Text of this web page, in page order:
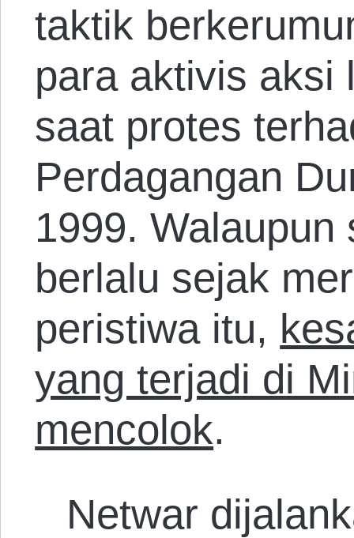
taktik
para aktivis aksi
saat protes
Perdagangan
1999. Walaupun
berlalu sejak
peristiwa itu,
yang terjadi di
mencolok.
Netwar